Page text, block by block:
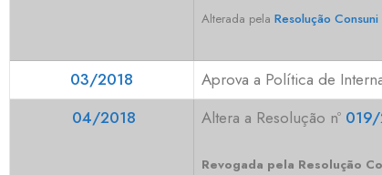
Alterada pela Resolução
03/2018 Aprova a Política de
04/2018
Altera a Resolução nº
Revogada pela Resolução